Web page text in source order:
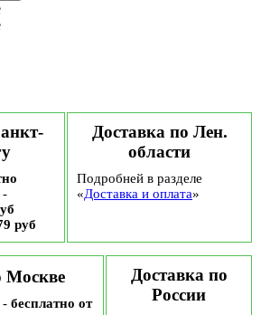
-
руб
Доставка по Лен.
области
Подробней в разделе
«Доставка и оплата»
Москве
- бесплатно от
Доставка по
России